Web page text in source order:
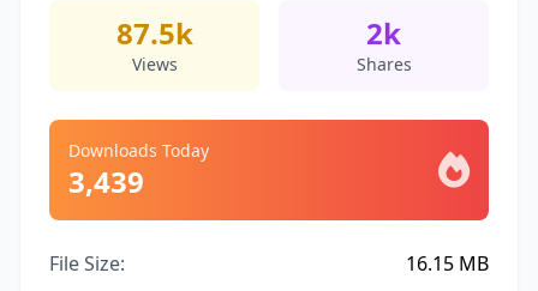
87.5k
Views
2k
Shares
Downloads Today
3,439
File Size:
16.15 MB